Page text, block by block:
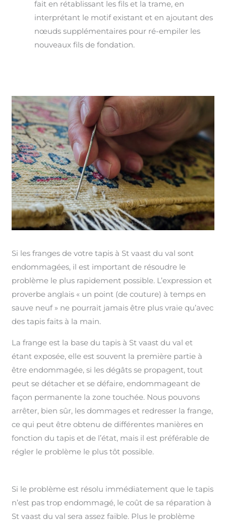
fait en rétablissant les fils et la trame, en
interprétant le motif existant et en ajoutant des
nœuds supplémentaires pour ré-empiler les
nouveaux fils de fondation.
Si les franges de votre tapis à St vaast du val sont
endommagées, il est important de résoudre le
problème le plus rapidement possible. L’expression et
proverbe anglais « un point (de couture) à temps en
sauve neuf » ne pourrait jamais être plus vraie qu’avec
des tapis faits à la main.
La frange est la base du tapis à St vaast du val et
étant exposée, elle est souvent la première partie à
être endommagée, si les dégâts se propagent, tout
peut se détacher et se défaire, endommageant de
façon permanente la zone touchée. Nous pouvons
arrêter, bien sûr, les dommages et redresser la frange,
ce qui peut être obtenu de différentes manières en
fonction du tapis et de l’état, mais il est préférable de
régler le problème le plus tôt possible.
Si le problème est résolu immédiatement que le tapis
n’est pas trop endommagé, le coût de sa réparation à
St vaast du val sera assez faible. Plus le problème